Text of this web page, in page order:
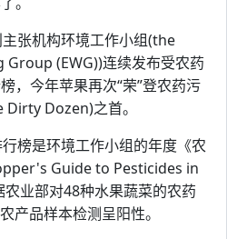
张机构环境工作小组(the
(EWG))连续发布受农药
，今年苹果再次“荣”登农药污
Dozen)之首。
榜是环境工作小组的年度《农
Guide to Pesticides in
业部对48种水果蔬菜的农药
产品样本检测呈阳性。